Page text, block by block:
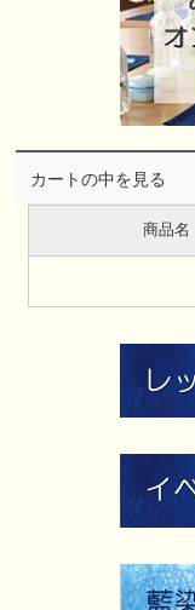
カートの中を見る
商品名